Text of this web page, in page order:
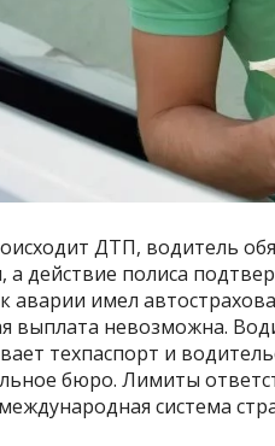
ДТП, водитель
а действие полиса
аварии имел
выплата невозможна.
техпаспорт и
бюро. Лимиты
система